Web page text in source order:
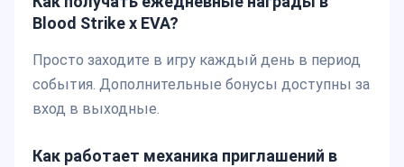
Blood Strike x EVA?
Просто заходите в игру каждый день в период
события. Дополнительные бонусы доступны за
вход в выходные.
Как работает механика приглашений в